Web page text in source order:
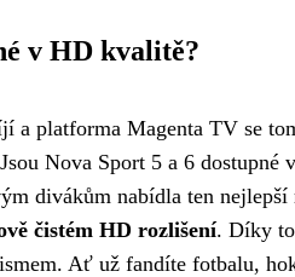
v HD kvalitě?
a platforma Magenta TV se
Nova Sport 5 a 6
divákům nabídla ten
čistém HD rozlišení. Díky
Ať už fandíte fotbalu,